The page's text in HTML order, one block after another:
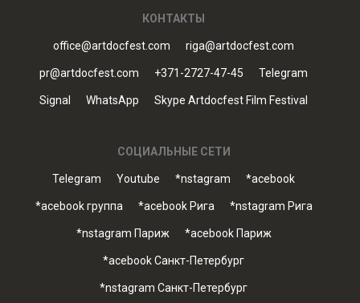
КОНТАКТЫ
office@artdocfest.com riga@artdocfest.com
pr@artdocfest.com +371-2727-47-45 Telegram
Signal WhatsApp Skype Artdocfest Film Festival
СОЦИАЛЬНЫЕ СЕТИ
Telegram Youtube *nstagram *acebook
*acebook группа *acebook Рига *nstagram Рига
*nstagram Париж *acebook Париж
*acebook Санкт-Петербург
*nstagram Санкт-Петербург